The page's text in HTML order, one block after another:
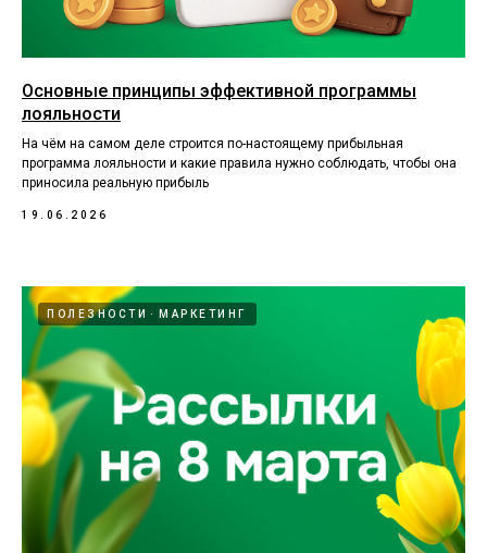
Основные принципы эффективной программы
лояльности
На чём на самом деле строится по-настоящему прибыльная
программа лояльности и какие правила нужно соблюдать, чтобы она
приносила реальную прибыль
19.06.2026
ПОЛЕЗНОСТИ МАРКЕТИНГ